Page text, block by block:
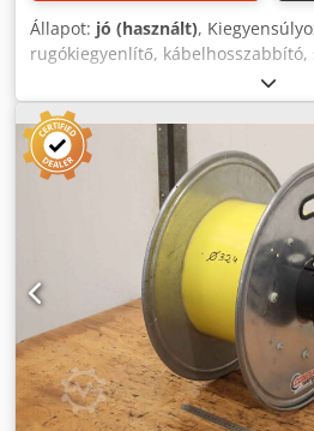
Állapot: jó (használt),
rugókiegyenlítő,
Fein, kiegyensúlyozó rugós
Credpfoinwumjx Ah Uof -
kapható - Ár: darabonként -Méret:
súlya: 3 kg/db.